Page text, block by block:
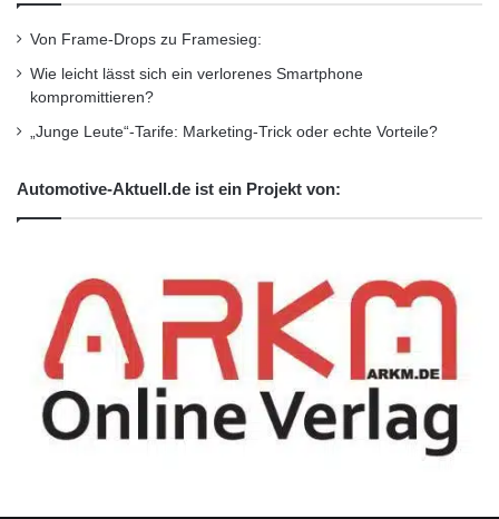
Von Frame-Drops zu Framesieg:
Wie leicht lässt sich ein verlorenes Smartphone
kompromittieren?
„Junge Leute“-Tarife: Marketing-Trick oder echte Vorteile?
Automotive-Aktuell.de ist ein Projekt von: